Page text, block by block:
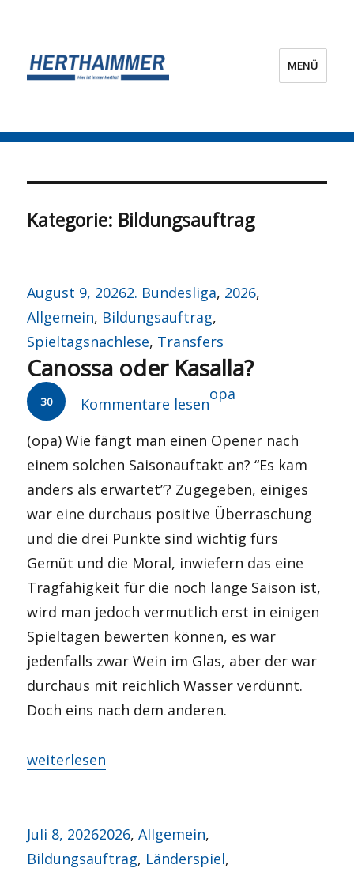
MENÜ
Kategorie: Bildungsauftrag
Veröffentlicht
am
August 9, 2026Kategorien
2. Bundesliga, 2026,
Allgemein, Bildungsauftrag,
Spieltagsnachlese, Transfers
Canossa oder Kasalla?
30 Kommentare lesen
Autor
opa
(opa) Wie fängt man einen Opener nach
einem solchen Saisonauftakt an? “Es kam
anders als erwartet”? Zugegeben, einiges
war eine durchaus positive Überraschung
und die drei Punkte sind wichtig fürs
Gemüt und die Moral, inwiefern das eine
Tragfähigkeit für die noch lange Saison ist,
wird man jedoch vermutlich erst in einigen
Spieltagen bewerten können, es war
jedenfalls zwar Wein im Glas, aber der war
durchaus mit reichlich Wasser verdünnt.
Doch eins nach dem anderen.
„Canossa oder Kasalla?“
weiterlesen
Veröffentlicht
am
Juli 8, 2026Kategorien
2026,Allgemein,
Bildungsauftrag, Länderspiel,